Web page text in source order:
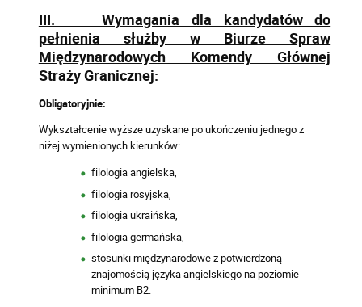
III. Wymagania dla kandydatów do
pełnienia służby w Biurze Spraw
Międzynarodowych Komendy Głównej
Straży Granicznej:
Obligatoryjnie:
Wykształcenie wyższe uzyskane po ukończeniu jednego z
niżej wymienionych kierunków:
filologia angielska,
filologia rosyjska,
filologia ukraińska,
filologia germańska,
stosunki międzynarodowe z potwierdzoną
znajomością języka angielskiego na poziomie
minimum B2.